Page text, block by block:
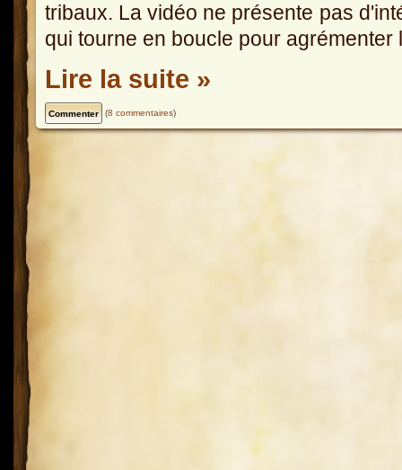
tribaux. La vidéo ne présente pas
qui tourne en boucle pour agrémenter
Lire la suite »
(8 commentaires)